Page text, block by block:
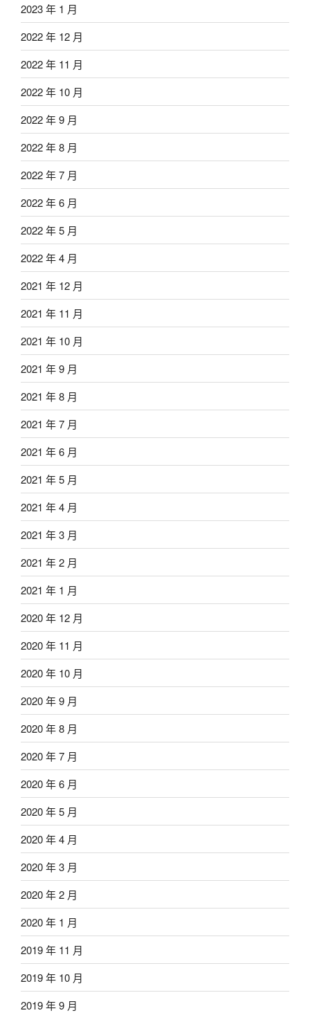
2023 年 1 月
2022 年 12 月
2022 年 11 月
2022 年 10 月
2022 年 9 月
2022 年 8 月
2022 年 7 月
2022 年 6 月
2022 年 5 月
2022 年 4 月
2021 年 12 月
2021 年 11 月
2021 年 10 月
2021 年 9 月
2021 年 8 月
2021 年 7 月
2021 年 6 月
2021 年 5 月
2021 年 4 月
2021 年 3 月
2021 年 2 月
2021 年 1 月
2020 年 12 月
2020 年 11 月
2020 年 10 月
2020 年 9 月
2020 年 8 月
2020 年 7 月
2020 年 6 月
2020 年 5 月
2020 年 4 月
2020 年 3 月
2020 年 2 月
2020 年 1 月
2019 年 11 月
2019 年 10 月
2019 年 9 月